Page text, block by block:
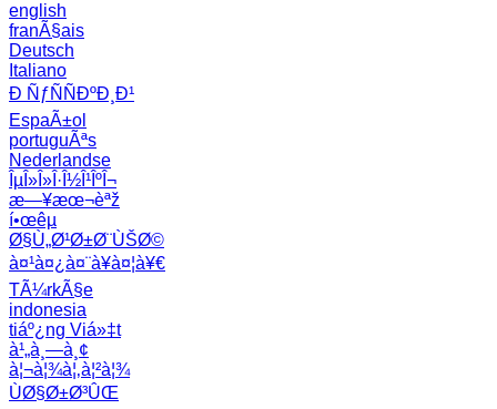
english
franÃ§ais
Deutsch
Italiano
Ð ÑƒÑÑÐºÐ¸Ð¹
EspaÃ±ol
portuguÃªs
Nederlandse
ÎµÎ»Î»Î·Î½Î¹ÎºÎ¬
æ—¥æœ¬èªž
í•œêµ­
Ø§Ù„Ø¹Ø±Ø¨ÙŠØ©
à¤¹à¤¿à¤¨à¥à¤¦à¥€
TÃ¼rkÃ§e
indonesia
tiáº¿ng Viá»‡t
à¹„à¸—à¸¢
à¦¬à¦¾à¦‚à¦²à¦¾
ÙØ§Ø±Ø³ÛŒ